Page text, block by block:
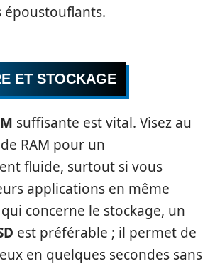
époustouflants.
ET STOCKAGE
suffisante est vital. Visez au
RAM pour un
fluide, surtout si vous
applications en même
concerne le stockage, un
est préférable ; il permet de
en quelques secondes sans